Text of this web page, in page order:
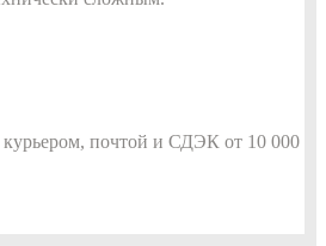
почтой и СДЭК от 10 000